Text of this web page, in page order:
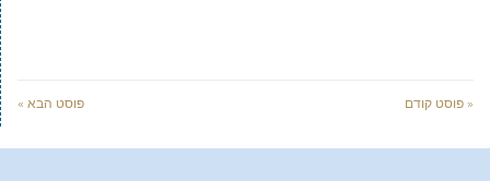
« פוסט קודם פוסט הבא »